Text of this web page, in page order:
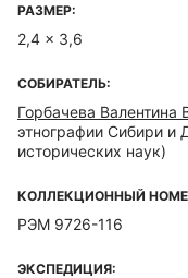
РАЗМЕР:
2,4 x 3,6
СОБИРАТЕЛЬ:
Горбачева Валентина
этнографии Сибири и
исторических наук)
КОЛЛЕКЦИОННЫЙ
РЭМ 9726-116
ЭКСПЕДИЦИЯ: